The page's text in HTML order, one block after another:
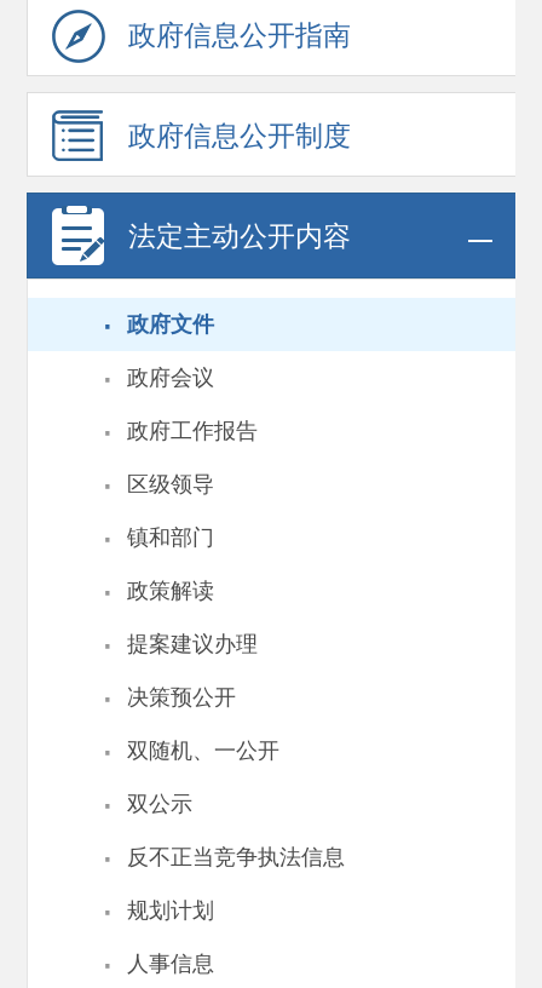
政府信息公开指南
政府信息公开制度
法定主动公开内容
· 政府文件
· 政府会议
· 政府工作报告
· 区级领导
· 镇和部门
· 政策解读
· 提案建议办理
· 决策预公开
· 双随机、一公开
· 双公示
· 反不正当竞争执法信息
· 规划计划
· 人事信息